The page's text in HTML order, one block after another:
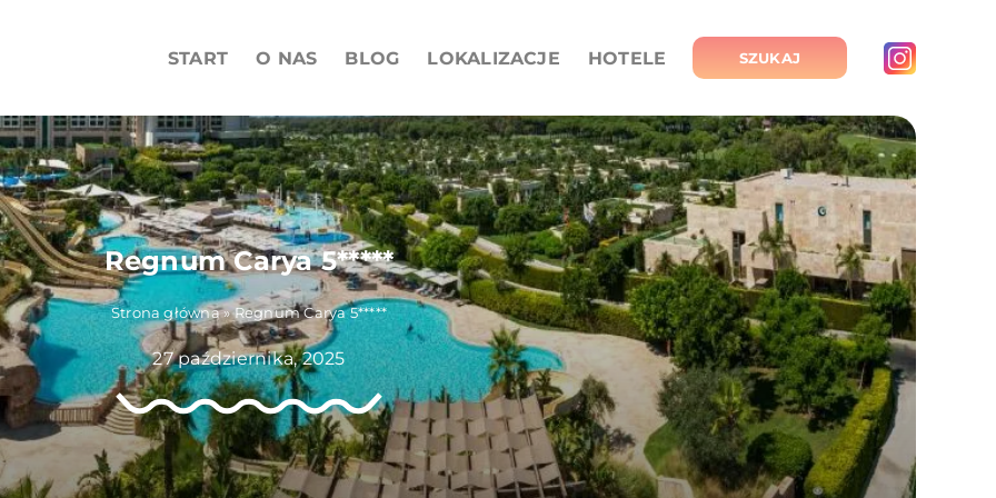
START O NAS BLOG LOKALIZACJE HOTELE SZUKAJ
Regnum Carya 5*****
Strona główna»Regnum Carya 5*****
27 października, 2025